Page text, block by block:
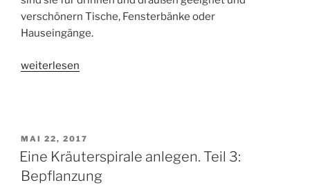
verschönern Tische, Fensterbänke oder
Hauseingänge.
„Miniaturgarten
weiterlesen
VERÖFFENTLICHT
AM
MAI 22, 2017
Eine Kräuterspirale anlegen. Teil 3:
Bepflanzung